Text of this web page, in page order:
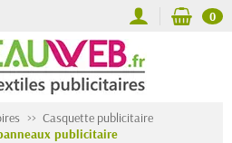
0
Casquette publicitaire
publicitaire